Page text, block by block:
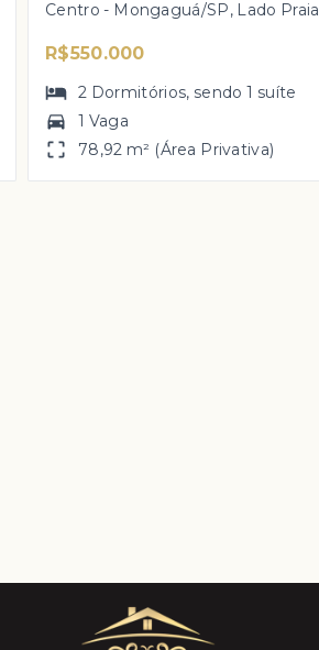
Centro - Mongaguá/SP, Lado Praia
R$550.000
2 Dormitórios, sendo1 suíte
1 Vaga
78,92 m² (Área Privativa)